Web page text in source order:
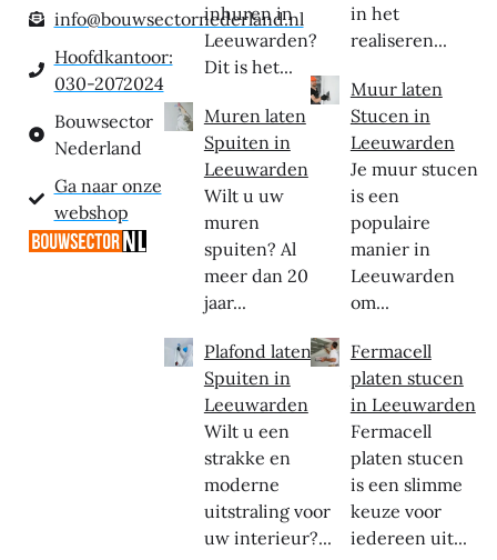
info@bouwsectornederland.nl
Hoofdkantoor:
030-2072024
Bouwsector
Nederland
Ga naar onze
webshop
inhuren in
Leeuwarden?
Dit is het...
Muren laten
Spuiten in
Leeuwarden
Wilt u uw
muren
spuiten? Al
meer dan 20
jaar...
Plafond laten
Spuiten in
Leeuwarden
Wilt u een
strakke en
moderne
uitstraling voor
uw interieur?...
in het
realiseren...
Muur laten
Stucen in
Leeuwarden
Je muur stucen
is een
populaire
manier in
Leeuwarden
om...
Fermacell
platen stucen
in Leeuwarden
Fermacell
platen stucen
is een slimme
keuze voor
iedereen uit...